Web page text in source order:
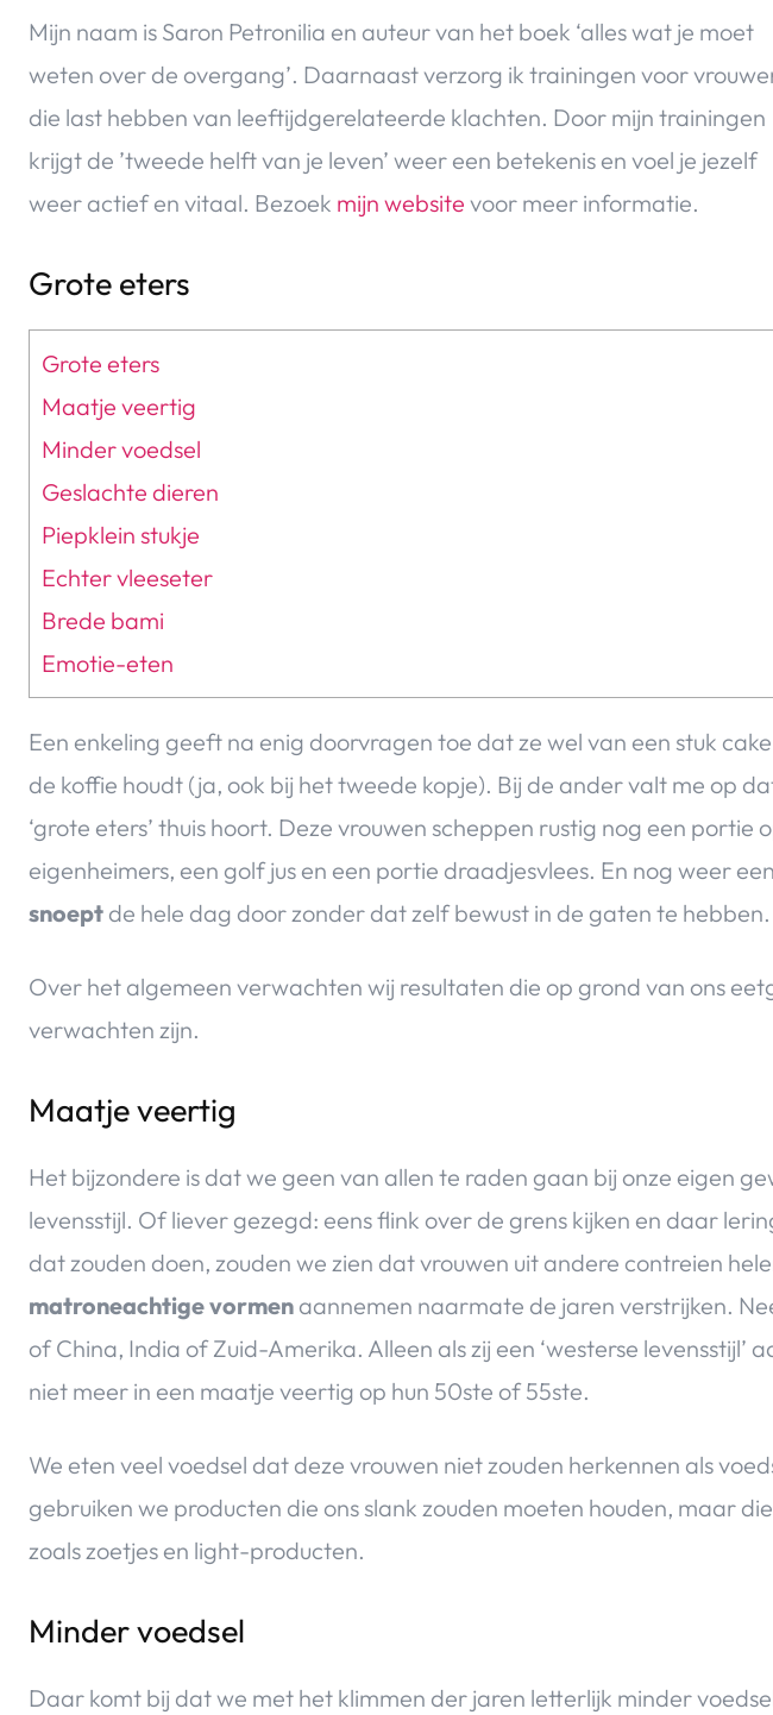
Mijn naam is Saron Petronilia en auteur van het boek ‘alles wat je moet
weten over de overgang’. Daarnaast verzorg ik trainingen voor
die last hebben van leeftijdgerelateerde klachten. Door mijn trainingen
krijgt de ’tweede helft van je leven’ weer een betekenis en voel je jezelf
weer actief en vitaal. Bezoek mijn website voor meer informatie.
Grote eters
Grote eters
Maatje veertig
Minder voedsel
Geslachte dieren
Piepklein stukje
Echter vleeseter
Brede bami
Emotie-eten
Een enkeling geeft na enig doorvragen toe dat ze wel van een stuk
de koffie houdt (ja, ook bij het tweede kopje). Bij de ander valt me op
‘grote eters’ thuis hoort. Deze vrouwen scheppen rustig nog een portie
eigenheimers, een golf jus en een portie draadjesvlees. En nog weer
snoept de hele dag door zonder dat zelf bewust in de gaten te hebben.
Over het algemeen verwachten wij resultaten die op grond van ons
verwachten zijn.
Maatje veertig
Het bijzondere is dat we geen van allen te raden gaan bij onze eigen
levensstijl. Of liever gezegd: eens flink over de grens kijken en daar
dat zouden doen, zouden we zien dat vrouwen uit andere contreien
matroneachtige vormen aannemen naarmate de jaren verstrijken.
of China, India of Zuid-Amerika. Alleen als zij een ‘westerse levensstijl’
niet meer in een maatje veertig op hun 50ste of 55ste.
We eten veel voedsel dat deze vrouwen niet zouden herkennen als
gebruiken we producten die ons slank zouden moeten houden, maar
zoals zoetjes en light-producten.
Minder voedsel
Daar komt bij dat we met het klimmen der jaren letterlijk minder